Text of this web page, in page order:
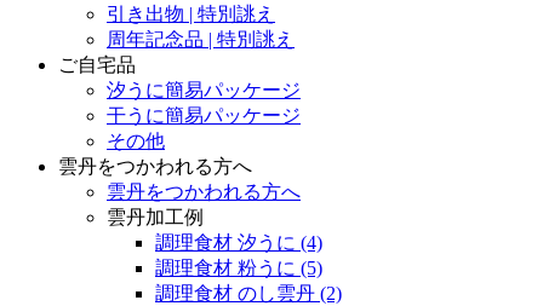
引き出物 | 特別誂え
周年記念品 | 特別誂え
ご自宅品
汐うに簡易パッケージ
干うに簡易パッケージ
その他
雲丹をつかわれる方へ
雲丹をつかわれる方へ
雲丹加工例
調理食材 汐うに (4)
調理食材 粉うに (5)
調理食材 のし雲丹 (2)